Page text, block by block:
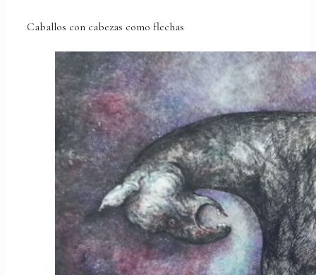
Caballos con cabezas como flechas